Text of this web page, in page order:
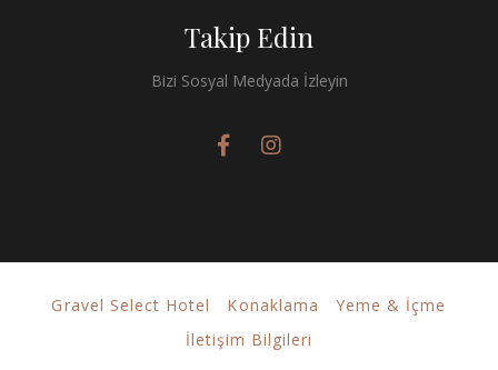
Takip Edin
Bizi Sosyal Medyada İzleyin
Gravel Select Hotel Konaklama
Yeme & İçme
İletişim Bilgileri